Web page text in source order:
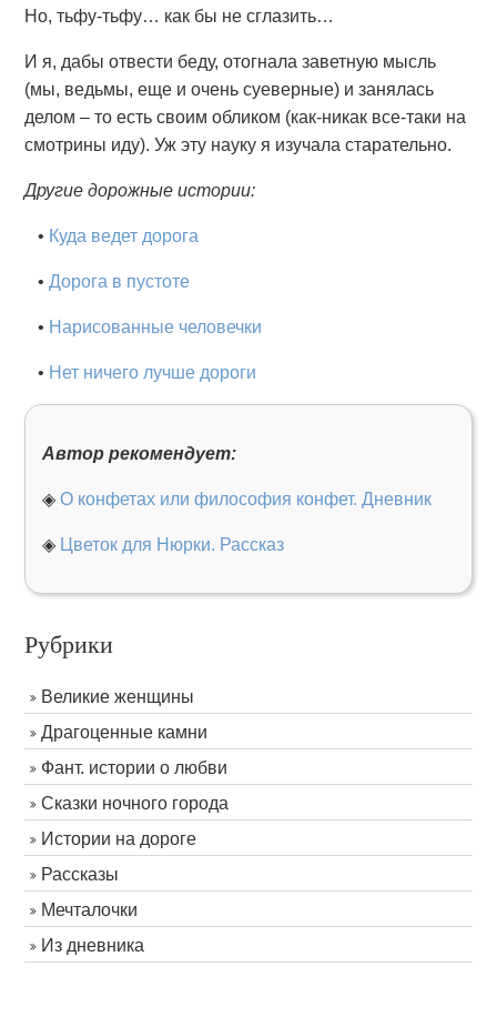
Но, тьфу-тьфу… как бы не сглазить…
И я, дабы отвести беду, отогнала заветную мысль
(мы, ведьмы, еще и очень суеверные) и занялась
делом – то есть своим обликом (как-никак все-таки на
смотрины иду). Уж эту науку я изучала старательно.
Другие дорожные истории:
• Куда ведет дорога
•Дорога в пустоте
• Нарисованные человечки
• Нет ничего лучше дороги
Автор рекомендует:
◈О конфетах или философия конфет. Дневник
◈ Цветок для Нюрки. Рассказ
Рубрики
Великие женщины
Драгоценные камни
Фант. истории о любви
Сказки ночного города
Истории на дороге
Рассказы
Мечталочки
Из дневника